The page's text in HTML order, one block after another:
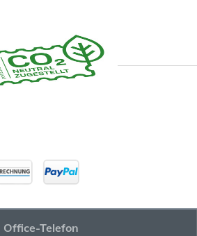
Office-Telefon